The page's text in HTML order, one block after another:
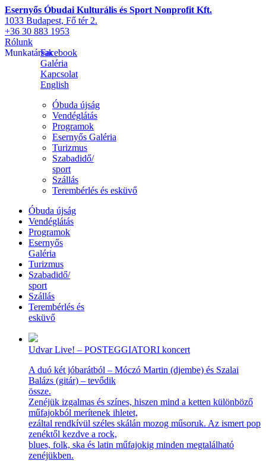
Esernyős Óbudai Kulturális és Sport Nonprofit Kft.
1033 Budapest, Fő tér 2.
+36 30 883 1953
Rólunk
MunkatársakFacebook
Galéria
Kapcsolat
English
Óbuda újság
Vendéglátás
Programok
Esernyős Galéria
Turizmus
Szabadidő/
sport
Szállás
Terembérlés és esküvő
Óbuda újság
Vendéglátás
Programok
Esernyős
Galéria
Turizmus
Szabadidő/
sport
Szállás
Terembérlés és
esküvő
Udvar Live! – POSTEGGIATORI koncert
A duó két jóbarátból – Móczó Martin (djembe) és Szalai
Balázs (gitár) – tevődik
össze.
Zenéjük izgalmas és színes, hiszen mind a ketten különböző
műfajokból merítenek ihletet,
ezáltal rendkívül széles skálán mozog műsoruk. Az ismert pop
zenéktől kezdve a rock,
blues, folk, ska és latin műfajokig minden megtalálható
zenéjükben.